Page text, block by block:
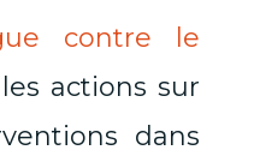
contre le
actions sur
dans